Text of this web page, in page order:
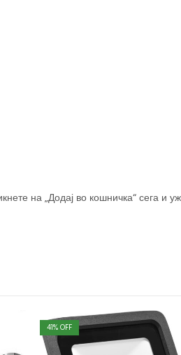
на „Додај во кошничка“ сега и
41% OFF